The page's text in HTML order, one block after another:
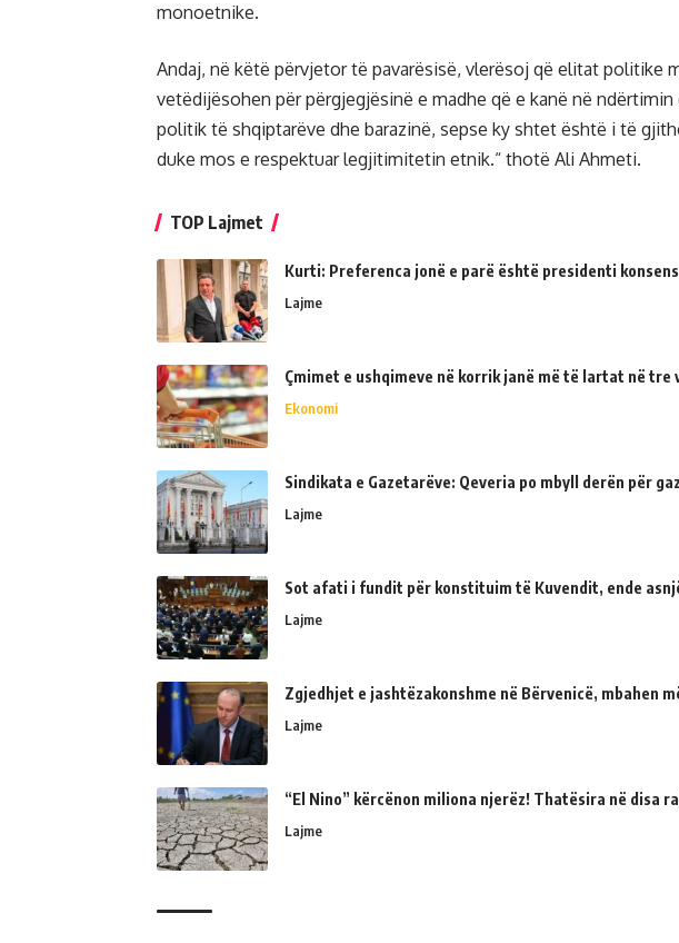
monoetnike.
Andaj, në këtë përvjetor të pavarësisë, vlerësoj që elitat politike
vetëdijësohen për përgjegjësinë e madhe që e kanë në
politik të shqiptarëve dhe barazinë, sepse ky shtet është i të
duke mos e respektuar legjitimitetin etnik.“ thotë Ali Ahmeti.
TOP Lajmet
Kurti: Preferenca jonë e parë është presidenti
Lajme
Çmimet e ushqimeve në korrik janë më të lartat në
Ekonomi
Sindikata e Gazetarëve: Qeveria po mbyll derën për
Lajme
Sot afati i fundit për konstituim të Kuvendit, ende
Lajme
Zgjedhjet e jashtëzakonshme në Bërvenicë, mbahen
Lajme
“El Nino” kërcënon miliona njerëz! Thatësira në disa
Lajme